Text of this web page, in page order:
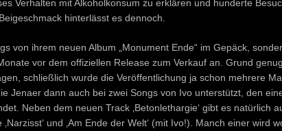
Verhalten mit Alkoholkonsum zu erklären und hunderte
hinterlässt es dennoch.
von ihrem neuen Album „Monument Ende“ im Gepäck,
vor dem offiziellen Release zum Verkauf an. Grund
schließlich wurde die Veröffentlichung ja schon mehrere
Jenaer dann auch bei zwei Songs von Ivo unterstützt, den
Neben dem neuen Track ‚Betonlethargie‘ gibt es natürlich
‚Narzisst‘ und ‚Am Ende der Welt‘ (mit Ivo!). Manch einer wird